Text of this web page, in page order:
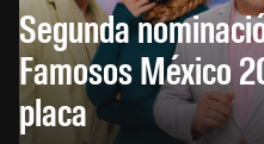
Segunda
Famosos México
placa